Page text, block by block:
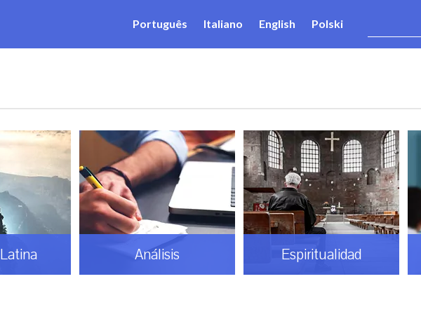
Português Italiano English Polski
Análisis Espiritualidad